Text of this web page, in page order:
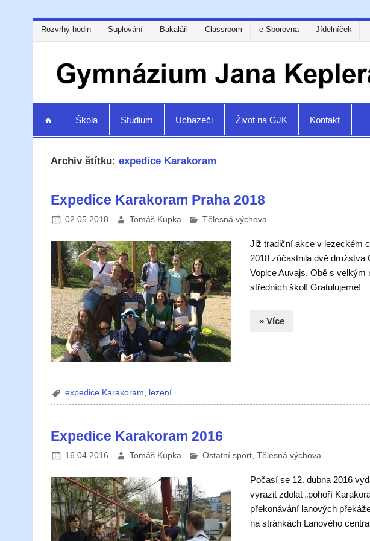
Rozvrhy hodin Suplování Bakaláři Classroom e-Sborovna Jídelníček
Škola Studium Uchazeči Život na GJK Kontakt
Archiv štítku:expedice Karakoram
Expedice Karakoram Praha 2018
02.05.2018 Tomáš Kupka Tělesná výchova
Již tradiční akce v lezeckém
2018 zúčastnila dvě
Vopice Auvajs. Obě s velkým
středních škol! Gratulujeme!
» Více
expedice Karakoram, lezení
Expedice Karakoram 2016
16.04.2016 Tomáš Kupka Ostatní sport, Tělesná výchova
Počasí se 12. dubna 2016
vyrazit zdolat „pohoří
překonávání lanových
na stránkách Lanového